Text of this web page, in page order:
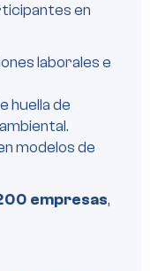
en
laborales e
huella de
modelos de
empresas,